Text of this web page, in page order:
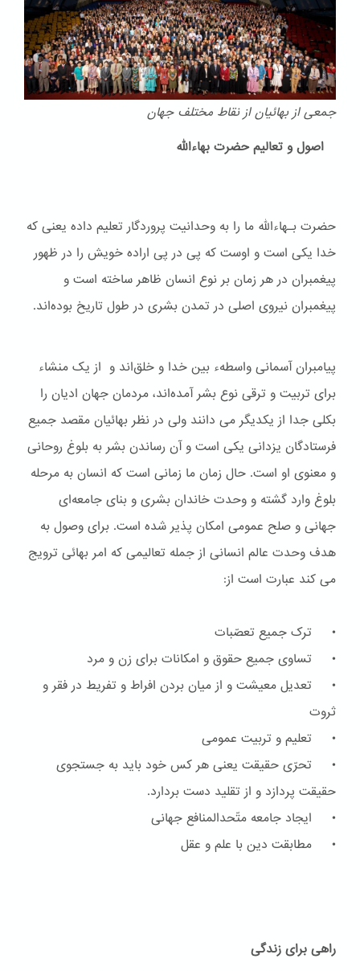
جمعی از بهائیان از نقاط مختلف جهان
اصول و تعالیم حضرت بهاءالله
حضرت بـهاءالله ما را به وحدانیت پروردگار تعلیم داده یعنی که
خدا یکی است و اوست که پی در پی اراده خویش را در ظهور
پیغمبران در هر زمان بر نوع انسان ظاهر ساخته است و
پیغمبران نیروی اصلی در تمدن بشری در طول تاریخ بوده‌اند.
پیامبران آسمانی واسطهء بین خدا و خلق‌اند و از یک منشاء
برای تربیت و ترقی نوع بشر آمده‌اند، مردمان جهان ادیان را
بکلی جدا از یکدیگر می دانند ولی در نظر بهائیان مقصد جمیع
فرستادگان یزدانی یکی است و آن رساندن بشر به بلوغ روحانی
و معنوی او است. حال زمان ما زمانی است که انسان به مرحله
بلوغ وارد گشته و وحدت خاندان بشری و بنای جامعه‌ای
جهانی و صلح عمومی امکان پذیر شده است. برای وصول به
هدف وحدت عالم انسانی از جمله تعالیمی که امر بهائی ترویج
می کند عبارت است از:
• ترک جمیع تعصّبات
• تساوی جمیع حقوق و امکانات برای زن و مرد
• تعدیل معیشت و از میان بردن افراط و تفریط در فقر و
ثروت
• تعلیم و تربیت عمومی
• تحرّی حقیقت یعنی هر کس خود باید به جستجوی
حقیقت پردازد و از تقلید دست بردارد.
• ایجاد جامعه متّحدالمنافع جهانی
• مطابقت دین با علم و عقل
راهی برای زندگی